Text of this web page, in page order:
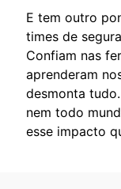
E tem outro
times de
Confiam nas
aprenderam
desmonta
nem todo
esse impacto